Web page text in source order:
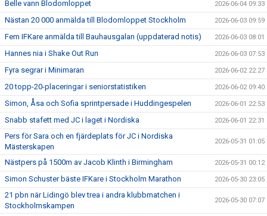
Belle vann Blodomloppet 2026-06-04 09:33
Nästan 20 000 anmälda till Blodomloppet Stockholm 2026-06-03 09:59
Fem IFKare anmälda till Bauhausgalan (uppdaterad notis) 2026-06-03 08:01
Hannes nia i Shake Out Run 2026-06-03 07:53
Fyra segrar i Minimaran 2026-06-02 22:27
20 topp-20-placeringar i seniorstatistiken 2026-06-02 09:40
Simon, Åsa och Sofia sprintpersade i Huddingespelen 2026-06-01 22:53
Snabb stafett med JC i laget i Nordiska 2026-06-01 22:31
Pers för Sara och en fjärdeplats för JC i Nordiska
Mästerskapen
2026-05-31 01:05
Nästpers på 1500m av Jacob Klinth i Birmingham 2026-05-31 00:12
Simon Schuster bäste IFKare i Stockholm Marathon 2026-05-30 23:05
21 pbn när Lidingö blev trea i andra klubbmatchen i
Stockholmskampen
2026-05-30 07:07